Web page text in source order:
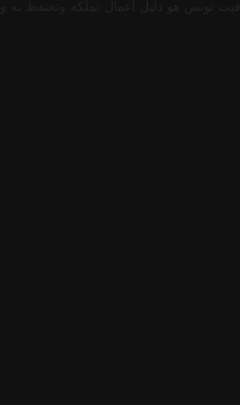
تونس هو دليل أعمال تملكه وتحتفظ به